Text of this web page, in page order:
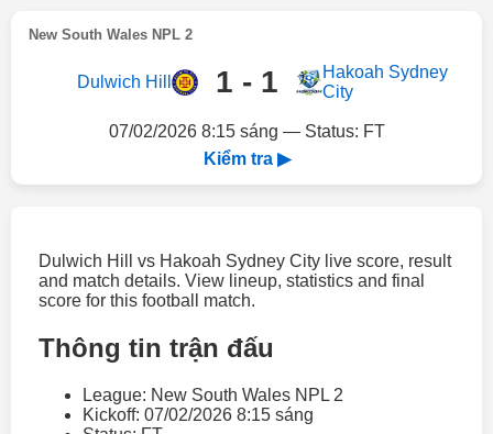
New South Wales NPL 2
Dulwich Hill 1 - 1
Hakoah Sydney
City
07/02/2026 8:15 sáng — Status: FT
Kiểm tra ▶
Dulwich Hill vs Hakoah Sydney City live score, result
and match details. View lineup, statistics and final
score for this football match.
Thông tin trận đấu
League: New South Wales NPL 2
Kickoff: 07/02/2026 8:15 sáng